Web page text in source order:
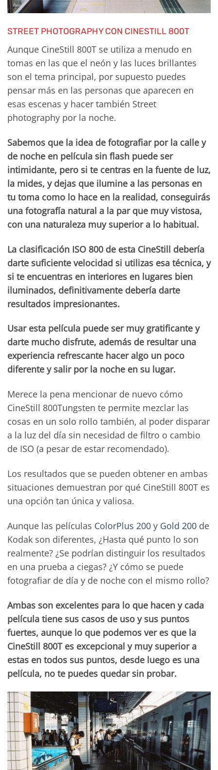
STREET PHOTOGRAPHY CON CINESTILL 800T
Aunque CineStill 800T se utiliza a menudo en
tomas en las que el neón y las luces brillantes
son el tema principal, por supuesto puedes
pensar más en las personas que aparecen en
esas escenas y hacer también Street
photography por la noche.
Sabemos que la idea de fotografiar por la calle y
de noche en película sin flash puede ser
intimidante, pero si te centras en la fuente de luz,
la mides, y dejas que ilumine a las personas en
tu toma como lo hace en la realidad, conseguirás
una fotografía natural a la par que muy vistosa,
con una naturaleza muy superior a lo habitual.
La clasificación ISO 800 de esta CineStill debería
darte suficiente velocidad si utilizas esa técnica, y
si te encuentras en interiores en lugares bien
iluminados, definitivamente debería darte
resultados impresionantes.
Usar esta película puede ser muy gratificante y
darte mucho disfrute, además de resultar una
experiencia refrescante hacer algo un poco
diferente y salir por la noche en su lugar.
Merece la pena mencionar de nuevo cómo
CineStill 800Tungsten te permite mezclar las
cosas en un solo rollo también, al poder disparar
a la luz del día sin necesidad de filtro o cambio
de ISO (a pesar de estar recomendado).
Los resultados que se pueden obtener en ambas
situaciones demuestran por qué CineStill 800T es
una opción tan única y valiosa.
Aunque las películas ColorPlus 200 y Gold 200 de
Kodak son diferentes, ¿Hasta qué punto lo son
realmente? ¿Se podrían distinguir los resultados
en una prueba a ciegas? ¿Y cómo se puede
fotografiar de día y de noche con el mismo rollo?
Ambas son excelentes para lo que hacen y cada
película tiene sus casos de uso y sus puntos
fuertes, aunque lo que podemos ver es que la
CineStill 800T es excepcional y muy superior a
estas en todos sus puntos, desde luego es una
película, no te puedes quedar sin probar.